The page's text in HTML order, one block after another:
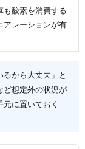
も酸素を消費する
アレーションが有
から大丈夫」と
ど想定外の状況が
に置いておく